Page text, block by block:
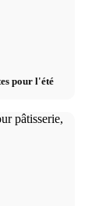
pour l'été